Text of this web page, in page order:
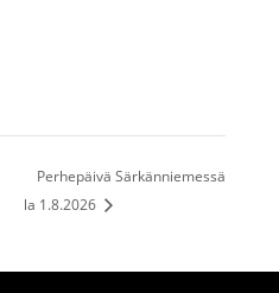
Perhepäivä Särkänniemessä
la 1.8.2026